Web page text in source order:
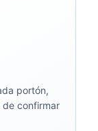
portón,
de confirmar